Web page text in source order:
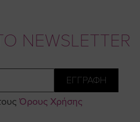
NEWSLETTER
ΕΓΓΡΑΦΗ
Όρους Χρήσης